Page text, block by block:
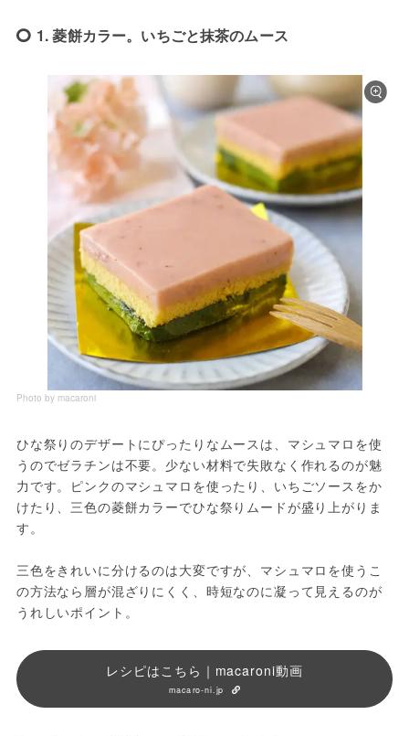
1. 菱餅カラー。いちごと抹茶のムース
Photo by macaroni
ひな祭りのデザートにぴったりなムースは、マシュマロを使
うのでゼラチンは不要。少ない材料で失敗なく作れるのが魅
力です。ピンクのマシュマロを使ったり、いちごソースをか
けたり、三色の菱餅カラーでひな祭りムードが盛り上がりま
す。
三色をきれいに分けるのは大変ですが、マシュマロを使うこ
の方法なら層が混ざりにくく、時短なのに凝って見えるのが
うれしいポイント。
レシピはこちら｜macaroni動画
macaro-ni.jp